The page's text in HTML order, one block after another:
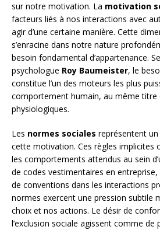
sur notre motivation. La motivation
facteurs liés à nos interactions avec
agir d’une certaine manière. Cette
s’enracine dans notre nature
besoin fondamental d’appartenance.
psychologue Roy Baumeister, le
constitue l’un des moteurs les plus
comportement humain, au même titre
physiologiques.
Les normes sociales représentent
cette motivation. Ces règles implicites
les comportements attendus au sein
de codes vestimentaires en entreprise,
de conventions dans les interactions
normes exercent une pression subtile
choix et nos actions. Le désir de
l’exclusion sociale agissent comme